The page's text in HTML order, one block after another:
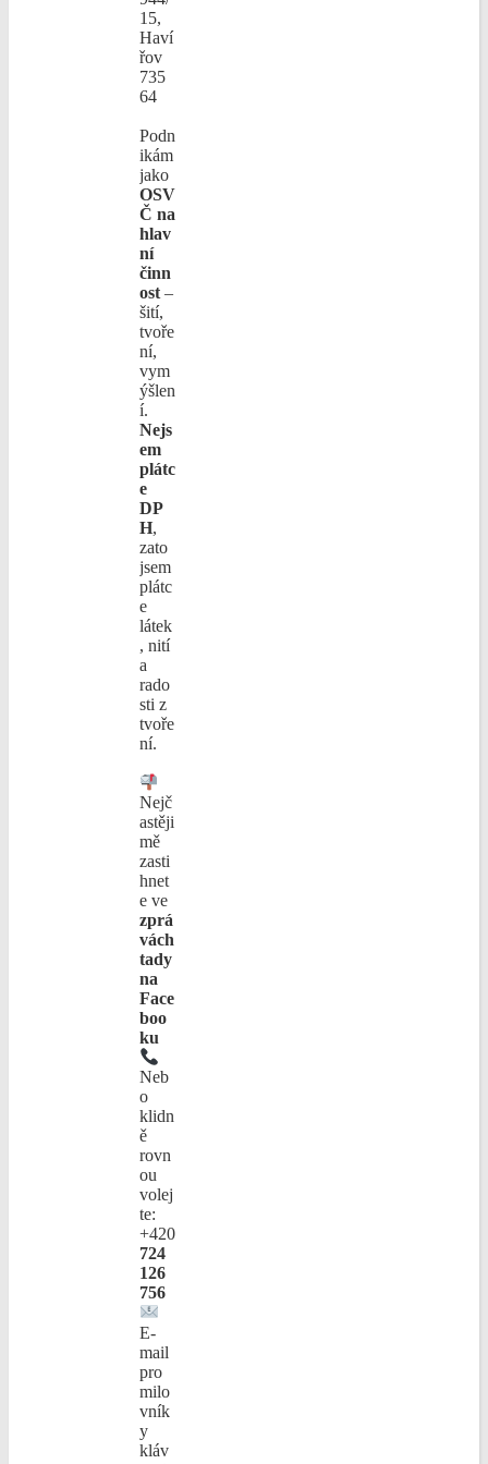
15,
Haví
řov
735
64
Podn
ikám
jako
OSV
Č na
hlav
ní
činn
ost –
šití,
tvoře
ní,
vym
ýšlen
í.
Nejs
em
plátc
e
DP
H,
zato
jsem
plátc
e
látek
, nití
a
rado
sti z
tvoře
ní.
Nejč
astěji
mě
zasti
hnet
e ve
zprá
vách
tady
na
Face
boo
ku
Neb
o
klidn
ě
rovn
ou
volej
te:
+420
724
126
756
E-
mail
pro
milo
vník
y
kláv